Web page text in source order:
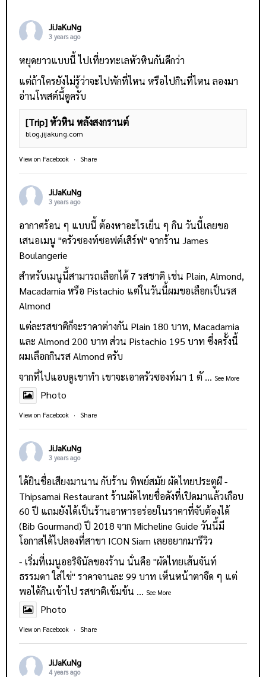
JiJaKuNg
3 years ago
หยุดยาวแบบนี้ ไปเที่ยวทะเลหัวหินกันดีกว่า
แต่ถ้าใครยังไม่รู้ว่าจะไปพักที่ไหน หรือไปกินที่ไหน ลองมา
อ่านโพสต์นี้ดูครับ
[Trip] หัวหิน หลังสงกรานต์
blog.jijakung.com
View on Facebook · Share
JiJaKuNg
3 years ago
อากาศร้อน ๆ แบบนี้ ต้องหาอะไรเย็น ๆ กิน วันนี้เลยขอ
เสนอเมนู "ครัวซองท์ซอฟต์เสิร์ฟ" จากร้าน James
Boulangerie
สำหรับเมนูนี้สามารถเลือกได้ 7 รสชาติ เช่น Plain, Almond,
Macadamia หรือ Pistachio แต่ในวันนี้ผมขอเลือกเป็นรส
Almond
แต่ละรสชาติก็จะราคาต่างกัน Plain 180 บาท, Macadamia
และ Almond 200 บาท ส่วน Pistachio 195 บาท ซึ่งครั้งนี้
ผมเลือกกินรส Almond ครับ
จากที่ไปแอบดูเขาทำ เขาจะเอาครัวซองท์มา 1 ตั ... See More
Photo
View on Facebook · Share
JiJaKuNg
3 years ago
ได้ยินชื่อเสียงมานาน กับร้าน ทิพย์สมัย ผัดไทยประตูผี -
Thipsamai Restaurant ร้านผัดไทยชื่อดังที่เปิดมาแล้วเกือบ
60 ปี แถมยังได้เป็นร้านอาหารอร่อยในราคาที่จับต้องได้
(Bib Gourmand) ปี 2018 จาก Micheline Guide วันนี้มี
โอกาสได้ไปลองที่สาขา ICON Siam เลยอยากมารีวิว
- เริ่มที่เมนูออริจินัลของร้าน นั่นคือ "ผัดไทยเส้นจันท์
ธรรมดา ใส่ไข่" ราคาจานละ 99 บาท เห็นหน้าตาจืด ๆ แต่
พอได้กินเข้าไป รสชาติเข้มข้น ... See More
Photo
View on Facebook · Share
JiJaKuNg
4 years ago